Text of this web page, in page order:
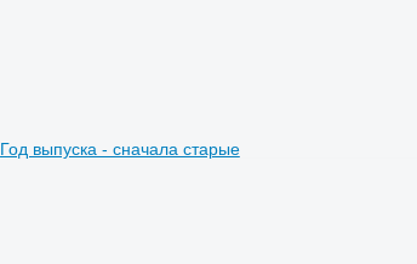
Год выпуска - сначала старые